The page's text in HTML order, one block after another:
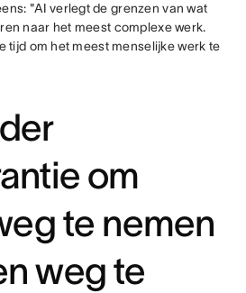
"AI verlegt de grenzen van wat
naar het meest complexe werk.
tijd om het meest menselijke werk te
om
te nemen
weg te